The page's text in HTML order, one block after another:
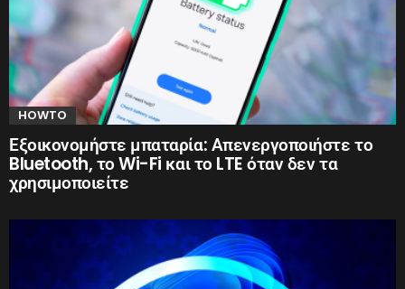
HOWTO
Εξοικονομήστε μπαταρία: Απενεργοποιήστε το
Bluetooth, το Wi-Fi και το LTE όταν δεν τα
χρησιμοποιείτε